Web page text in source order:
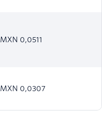
MXN 0,0511
MXN 0,0307